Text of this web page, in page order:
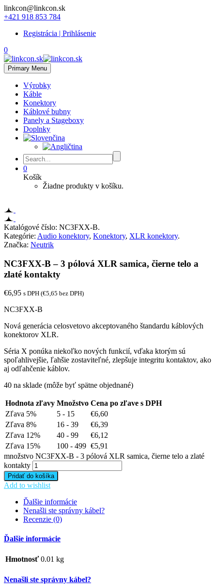
linkcon@linkcon.sk
+421 918 853 784
Registrácia | Prihlásenie
0
Primary Menu
Výrobky
Káble
Konektory
Káblové bubny
Panely a Stageboxy
Doplnky
0
Košík
Žiadne produkty v košíku.
Katalógové číslo: NC3FXX-B.
Kategórie: Audio konektory, Konektory, XLR konektory.
Značka: Neutrik
NC3FXX-B – 3 pólová XLR samica, čierne telo a
zlaté kontakty
€6,95 s DPH (€5,65 bez DPH)
NC3FXX-B
Nová generácia celosvetovo akceptovaného štandardu káblových
konektorov XLR.
Séria X ponúka niekoľko nových funkcií, vďaka ktorým sú
spoľahlivejšie, ľahšie zostaviteľné, zlepšuje integritu kontaktov, ako
aj odľahčenie káblov.
40 na sklade (môže byť spätne objednané)
Hodnota zľavy Množstvo Cena po zľave s DPH
Zľava 5%
5 - 15 €6,60
Zľava 8%
16 - 39 €6,39
Zľava 12%
40 - 99 €6,12
Zľava 15%
100 - 499 €5,91
množstvo NC3FXX-B - 3 pólová XLR samica, čierne telo a zlaté
kontakty
Pridať do košíka
Add to wishlist
Ďalšie informácie
Nenašli ste správny kábel?
Recenzie (0)
Ďalšie informácie
Hmotnosť 0.01 kg
Nenašli ste správny kábel?